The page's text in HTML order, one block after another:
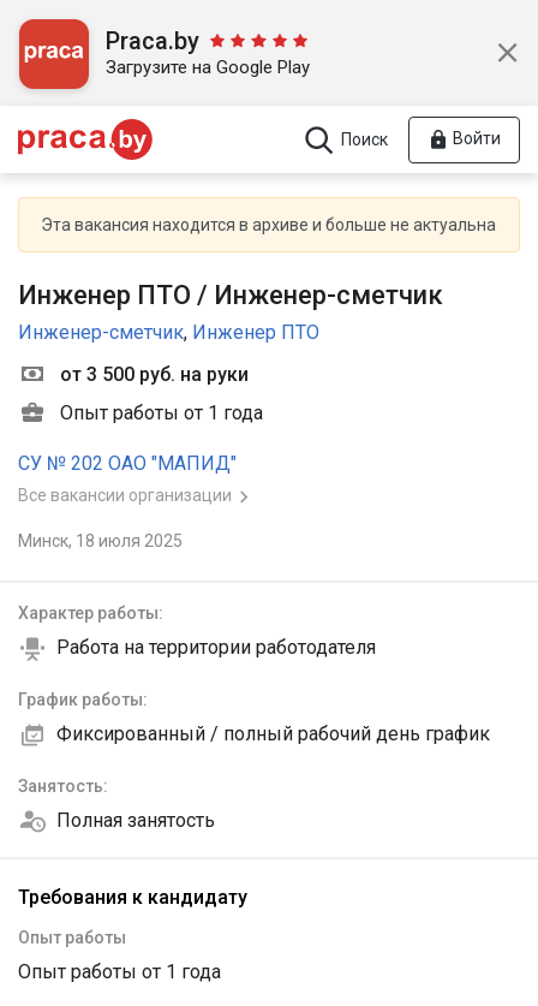
Praca.by
Загрузите на Google Play
Поиск Войти
Эта вакансия находится в архиве и больше не актуальна
Инженер ПТО / Инженер-сметчик
Инженер-сметчик, Инженер ПТО
от 3 500 руб. на руки
Опыт работы от 1 года
СУ № 202 ОАО "МАПИД"
Все вакансии организации
Минск, 18 июля 2025
Характер работы:
Работа на территории работодателя
График работы:
Фиксированный / полный рабочий день график
Занятость:
Полная занятость
Требования к кандидату
Опыт работы
Опыт работы от 1 года